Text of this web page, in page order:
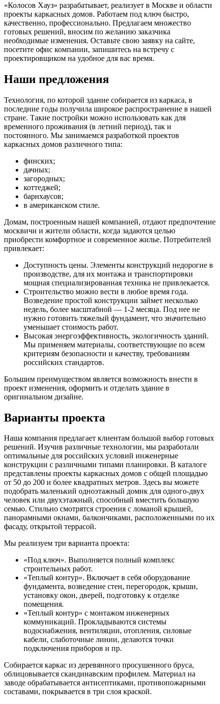
«Колосов Хауз» разрабатывает, реализует в Москве и области
проекты каркасных домов. Работаем под ключ быстро,
качественно, профессионально. Предлагаем множество
готовых решений, вносим по желанию заказчика
необходимые изменения. Оставьте свою заявку на сайте,
посетите офис компании, запишитесь на встречу с
проектировщиком на удобное для вас время.
Наши предложения
Технология, по которой здание собирается из каркаса, в
последние годы получила широкое распространение в нашей
стране. Такие постройки можно использовать как для
временного проживания (в летний период), так и
постоянного. Мы занимаемся разработкой проектов
каркасных домов различного типа:
финских;
дачных;
загородных;
коттеджей;
барнхаусов;
в американском стиле.
Домам, построенным нашей компанией, отдают предпочтение
москвичи и жители области, когда задаются целью
приобрести комфортное и современное жилье. Потребителей
привлекает:
Доступность цены. Элементы конструкций недорогие в
производстве, для их монтажа и транспортировки
мощная специализированная техника не привлекается.
Строительство можно вести в любое время года.
Возведение простой конструкции займет несколько
недель, более масштабной — 1-2 месяца. Под нее не
нужно готовить тяжелый фундамент, что значительно
уменьшает стоимость работ.
Высокая энергоэффективность, экологичность зданий.
Мы применяем материалы, соответствующие по всем
критериям безопасности и качеству, требованиям
российских стандартов.
Большим преимуществом является возможность внести в
проект изменения, оформить и отделать здание в
оригинальном дизайне.
Варианты проекта
Наша компания предлагает клиентам большой выбор готовых
решений. Изучив различные технологии, мы разработали
оптимальные для российских условий инженерные
конструкции с различными типами планировки. В каталоге
представлены проекты каркасных домов с общей площадью
от 50 до 200 и более квадратных метров. Здесь вы можете
подобрать маленький одноэтажный домик для одного-двух
человек или двухэтажный, способный вместить большую
семью. Стильно смотрятся строения с ломаной крышей,
панорамными окнами, балкончиками, расположенными по их
фасаду, открытой террасой.
Мы реализуем три варианта проекта:
«Под ключ». Выполняется полный комплекс
строительных работ.
«Теплый контур». Включает в себя оборудование
фундамента, возведение стен, перегородок, крыши,
установку окон, дверей, подготовку к отделке
помещения.
«Теплый контур» с монтажом инженерных
коммуникаций. Прокладываются системы
водоснабжения, вентиляции, отопления, силовые
кабели, слаботочные линии, делаются точки
подключения приборов и пр.
Собирается каркас из деревянного просушенного бруса,
облицовывается скандинавским профилем. Материал на
заводе обрабатывается антисептиками, противопожарными
составами, покрывается в три слоя краской.